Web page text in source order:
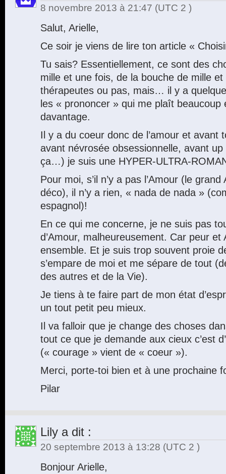
8 novembre 2013 à 21:47 (UTC 2 )
Salut, Arielle,
Ce soir je viens de lire ton article «
Tu sais? Essentiellement, ce sont des
mille et une fois, de la bouche de mille
thérapeutes ou pas, mais… il y a
les « prononcer » qui me plaît beaucoup
davantage.
Il y a du coeur donc de l’amour et avant
avant névrosée obsessionnelle, avant
ça…) je suis une HYPER-ULTRA-
Pour moi, s’il n’y a pas l’Amour (le grand
déco), il n’y a rien, « nada de nada »
espagnol)!
En ce qui me concerne, je ne suis pas
d’Amour, malheureusement. Car peur et
ensemble. Et je suis trop souvent proie
s’empare de moi et me sépare de tout
des autres et de la Vie).
Je tiens à te faire part de mon état
un tout petit peu mieux.
Il va falloir que je change des choses
tout ce que je demande aux cieux c’est
(« courage » vient de « coeur »).
Merci, porte-toi bien et à une prochaine
Pilar
Lily a dit :
20 septembre 2013 à 13:28 (UTC 2 )
Bonjour Arielle,